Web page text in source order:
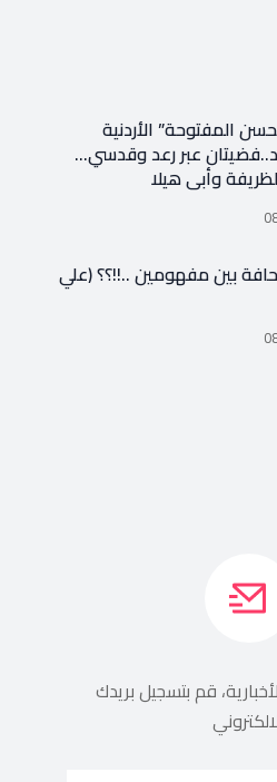
المفتوحة” الأردنية
عبر رعد وقدسي…
لظريفة وأبي هيلا
حرية الصحافة بين مفهومين ..!!؟؟ (علي
قم بتسجيل بريدك